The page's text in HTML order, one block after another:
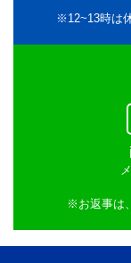
※12~13時は
※お返事は